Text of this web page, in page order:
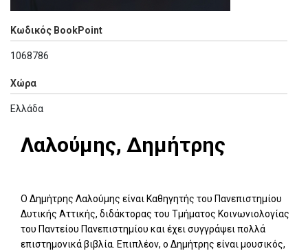
Κωδικός BookPoint
1068786
Χώρα
Ελλάδα
Λαλούμης, Δημήτρης
Ο Δημήτρης Λαλούμης είναι Καθηγητής του Πανεπιστημίου
Δυτικής Αττικής, διδάκτορας του Τμήματος Κοινωνιολογίας
του Παντείου Πανεπιστημίου και έχει συγγράψει πολλά
επιστημονικά βιβλία. Επιπλέον, ο Δημήτρης είναι μουσικός,